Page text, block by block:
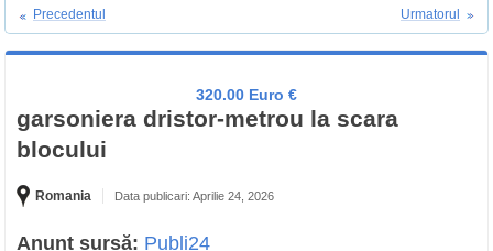
Precedentul Urmatorul
320.00 Euro €
garsoniera dristor-metrou la scara
blocului
Romania Data publicari: Aprilie 24, 2026
Anunț sursă: Publi24